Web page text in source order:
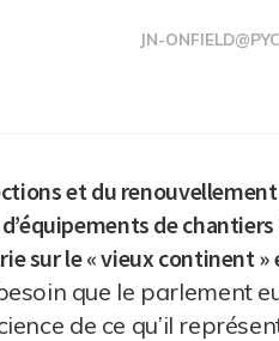
JN-
et du
de
sur le « vieux continent
que le parlement
de ce qu’il